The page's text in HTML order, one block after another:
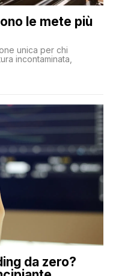
le mete più
unica per chi
incontaminata,
da zero?